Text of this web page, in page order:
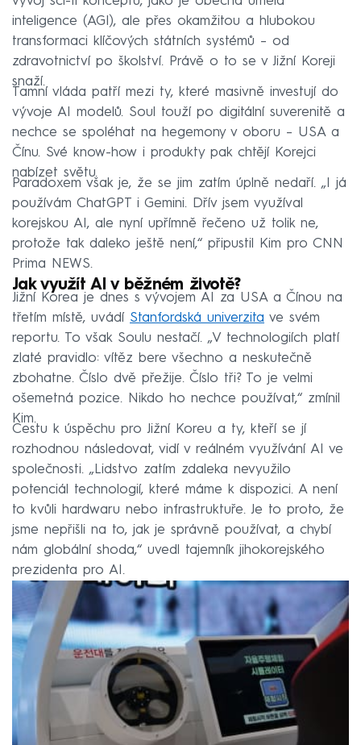
inteligence (AGI), ale přes okamžitou a hlubokou
transformaci klíčových státních systémů – od
zdravotnictví po školství. Právě o to se v Jižní Koreji
snaží.
Tamní vláda patří mezi ty, které masivně investují do
vývoje AI modelů. Soul touží po digitální suverenitě a
nechce se spoléhat na hegemony v oboru – USA a
Čínu. Své know-how i produkty pak chtějí Korejci
nabízet světu.
Paradoxem však je, že se jim zatím úplně nedaří. „I já
používám ChatGPT i Gemini. Dřív jsem využíval
korejskou AI, ale nyní upřímně řečeno už tolik ne,
protože tak daleko ještě není,“ připustil Kim pro CNN
Prima NEWS.
Jak využít AI v běžném životě?
Jižní Korea je dnes s vývojem AI za USA a Čínou na
třetím místě, uvádí Stanfordská univerzita ve svém
reportu. To však Soulu nestačí. „V technologiích platí
zlaté pravidlo: vítěz bere všechno a neskutečně
zbohatne. Číslo dvě přežije. Číslo tři? To je velmi
ošemetná pozice. Nikdo ho nechce používat,“ zmínil
Kim.
Cestu k úspěchu pro Jižní Koreu a ty, kteří se jí
rozhodnou následovat, vidí v reálném využívání AI ve
společnosti. „Lidstvo zatím zdaleka nevyužilo
potenciál technologií, které máme k dispozici. A není
to kvůli hardwaru nebo infrastruktuře. Je to proto, že
jsme nepřišli na to, jak je správně používat, a chybí
nám globální shoda,“ uvedl tajemník jihokorejského
prezidenta pro AI.